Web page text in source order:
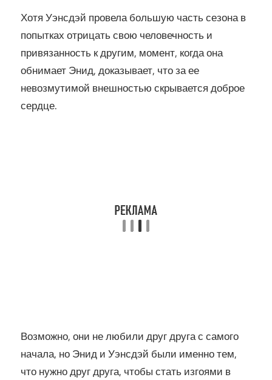
Хотя Уэнсдэй провела большую часть сезона в
попытках отрицать свою человечность и
привязанность к другим, момент, когда она
обнимает Энид, доказывает, что за ее
невозмутимой внешностью скрывается доброе
сердце.
Возможно, они не любили друг друга с самого
начала, но Энид и Уэнсдэй были именно тем,
что нужно друг друга, чтобы стать изгоями в